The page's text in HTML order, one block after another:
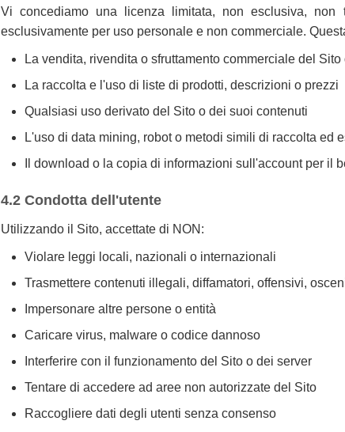
Vi concediamo una licenza limitata, non esclusiva,
esclusivamente per uso personale e non commerciale.
La vendita, rivendita o sfruttamento commerciale del
La raccolta e l'uso di liste di prodotti, descrizioni o prezzi
Qualsiasi uso derivato del Sito o dei suoi contenuti
L'uso di data mining, robot o metodi simili di raccolta ed
Il download o la copia di informazioni sull'account per il
4.2 Condotta dell'utente
Utilizzando il Sito, accettate di NON:
Violare leggi locali, nazionali o internazionali
Trasmettere contenuti illegali, diffamatori, offensivi,
Impersonare altre persone o entità
Caricare virus, malware o codice dannoso
Interferire con il funzionamento del Sito o dei server
Tentare di accedere ad aree non autorizzate del Sito
Raccogliere dati degli utenti senza consenso